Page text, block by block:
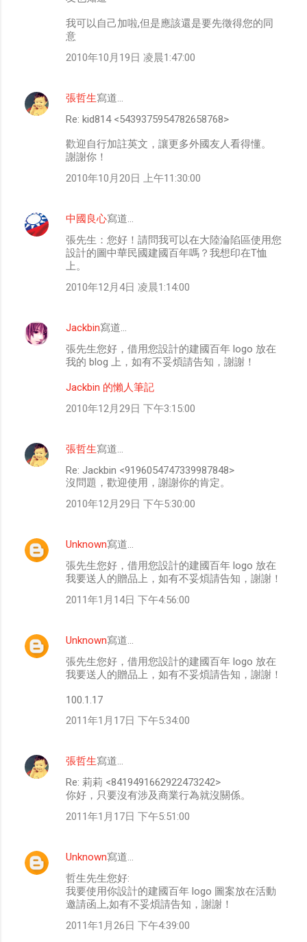
我可以自己加啦,但是應該還是要先徵得您的同
意
2010年10月19日 凌晨1:47:00
張哲生寫道…
Re: kid814 <5439375954782658768>
歡迎自行加註英文，讓更多外國友人看得懂。
謝謝你！
2010年10月20日 上午11:30:00
中國良心寫道…
張先生：您好！請問我可以在大陸淪陷區使用您
設計的圖中華民國建國百年嗎？我想印在T恤
上。
2010年12月4日 凌晨1:14:00
Jackbin寫道…
張先生您好，借用您設計的建國百年 logo 放在
我的 blog 上，如有不妥煩請告知，謝謝！
Jackbin 的懶人筆記
2010年12月29日 下午3:15:00
張哲生寫道…
Re: Jackbin <9196054747339987848>
沒問題，歡迎使用，謝謝你的肯定。
2010年12月29日 下午5:30:00
Unknown寫道…
張先生您好，借用您設計的建國百年 logo 放在
我要送人的贈品上，如有不妥煩請告知，謝謝！
2011年1月14日 下午4:56:00
Unknown寫道…
張先生您好，借用您設計的建國百年 logo 放在
我要送人的贈品上，如有不妥煩請告知，謝謝！
100.1.17
2011年1月17日 下午5:34:00
張哲生寫道…
Re: 莉莉 <8419491662922473242>
你好，只要沒有涉及商業行為就沒關係。
2011年1月17日 下午5:51:00
Unknown寫道…
哲生先生您好:
我要使用你設計的建國百年 logo 圖案放在活動
邀請函上,如有不妥煩請告知，謝謝！
2011年1月26日 下午4:39:00